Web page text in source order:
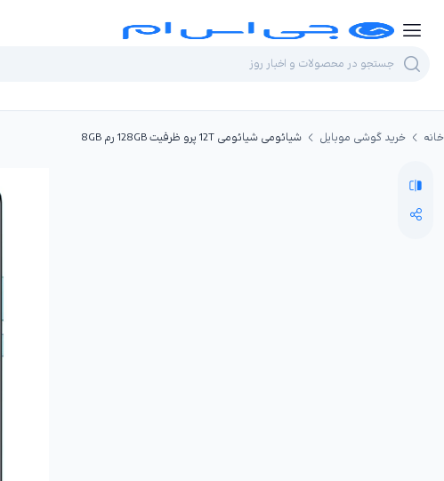
خانه خرید گوشی موبایل شیائومی شیائومی 12T پرو ظرفیت 128GB رم 8GB